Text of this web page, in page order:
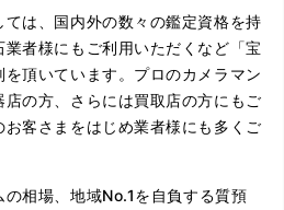
は、国内外の数々の鑑定資格を持
者様にもご利用いただくなど「宝
頂いています。プロのカメラマン
の方、さらには買取店の方にもご
客さまをはじめ業者様にも多くご
相場、地域No.1を自負する質預